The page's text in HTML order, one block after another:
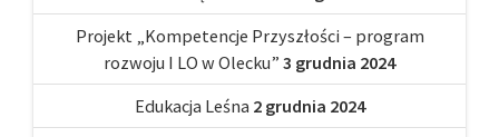
Projekt „Kompetencje Przyszłości – program
rozwoju I LO w Olecku” 3 grudnia 2024
Edukacja Leśna 2 grudnia 2024